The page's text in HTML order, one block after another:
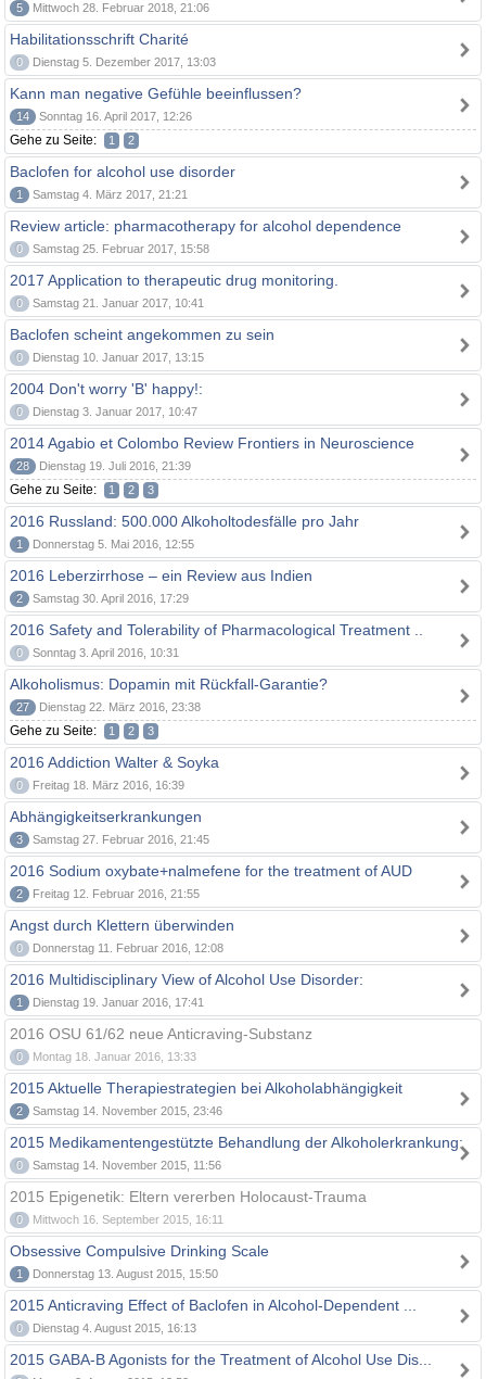
5 Mittwoch 28. Februar 2018, 21:06
Habilitationsschrift Charité
0 Dienstag 5. Dezember 2017, 13:03
Kann man negative Gefühle beeinflussen?
14 Sonntag 16. April 2017, 12:26
Gehe zu Seite: 1 2
Baclofen for alcohol use disorder
1 Samstag 4. März 2017, 21:21
Review article: pharmacotherapy for alcohol dependence
0 Samstag 25. Februar 2017, 15:58
2017 Application to therapeutic drug monitoring.
0 Samstag 21. Januar 2017, 10:41
Baclofen scheint angekommen zu sein
0 Dienstag 10. Januar 2017, 13:15
2004 Don't worry 'B' happy!:
0 Dienstag 3. Januar 2017, 10:47
2014 Agabio et Colombo Review Frontiers in Neuroscience
28 Dienstag 19. Juli 2016, 21:39
Gehe zu Seite: 1 2 3
2016 Russland: 500.000 Alkoholtodesfälle pro Jahr
1 Donnerstag 5. Mai 2016, 12:55
2016 Leberzirrhose – ein Review aus Indien
2 Samstag 30. April 2016, 17:29
2016 Safety and Tolerability of Pharmacological Treatment ..
0 Sonntag 3. April 2016, 10:31
Alkoholismus: Dopamin mit Rückfall-Garantie?
27 Dienstag 22. März 2016, 23:38
Gehe zu Seite: 1 2 3
2016 Addiction Walter & Soyka
0 Freitag 18. März 2016, 16:39
Abhängigkeitserkrankungen
3 Samstag 27. Februar 2016, 21:45
2016 Sodium oxybate+nalmefene for the treatment of AUD
2 Freitag 12. Februar 2016, 21:55
Angst durch Klettern überwinden
0 Donnerstag 11. Februar 2016, 12:08
2016 Multidisciplinary View of Alcohol Use Disorder:
1 Dienstag 19. Januar 2016, 17:41
2016 OSU 61/62 neue Anticraving-Substanz
0 Montag 18. Januar 2016, 13:33
2015 Aktuelle Therapiestrategien bei Alkoholabhängigkeit
2 Samstag 14. November 2015, 23:46
2015 Medikamentengestützte Behandlung der Alkoholerkrankung:
0 Samstag 14. November 2015, 11:56
2015 Epigenetik: Eltern vererben Holocaust-Trauma
0 Mittwoch 16. September 2015, 16:11
Obsessive Compulsive Drinking Scale
1 Donnerstag 13. August 2015, 15:50
2015 Anticraving Effect of Baclofen in Alcohol-Dependent ...
0 Dienstag 4. August 2015, 16:13
2015 GABA-B Agonists for the Treatment of Alcohol Use Dis...